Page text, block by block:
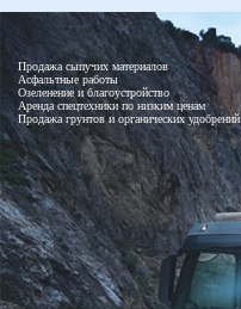
Продажа сыпучих материалов
Асфальтные работы
Озеленение и благоустройство
Аренда спецтехники по низким ценам
Продажа грунтов и органических удобрений